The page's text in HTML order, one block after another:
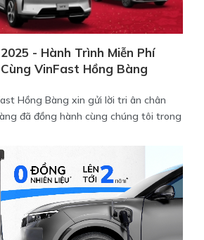
- Hành Trình Miễn Phí
VinFast Hồng Bàng
Hồng Bàng xin gửi lời tri ân chân
đã đồng hành cùng chúng tôi trong
ưu đãi đặc biệt mang tên "Tết Tri Ân –
2027" dành riêng cho các dòng xe ô